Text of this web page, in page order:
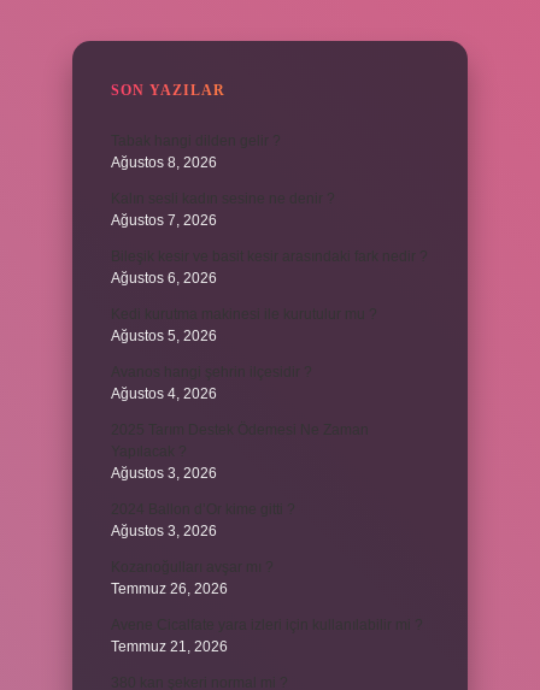
SON YAZILAR
Ağustos 8, 2026
Ağustos 7, 2026
Ağustos 6, 2026
Ağustos 5, 2026
Ağustos 4, 2026
Ağustos 3, 2026
Ağustos 3, 2026
Temmuz 26, 2026
Temmuz 21, 2026